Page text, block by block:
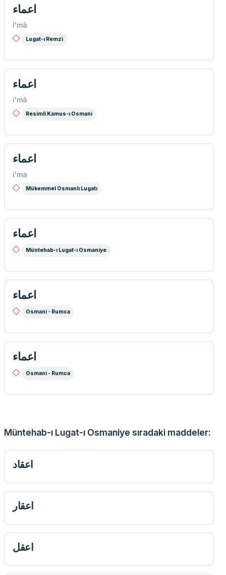
اعماء
İ'mâ
Lugat-ı Remzi
اعماء
i'mâ
Resimli Kamus-ı Osmani
اعماء
i'ma
Mükemmel Osmanlı Lugatı
اعماء
Müntehab-ı Lugat-ı Osmaniye
اعماء
Osmani - Rumca
اعماء
Osmani - Rumca
Müntehab-ı Lugat-ı Osmaniye sıradaki maddeler:
اعقاد
اعقار
اعقل